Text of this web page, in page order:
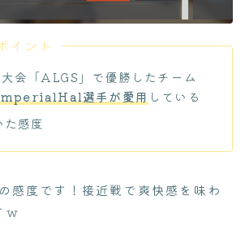
イント
会「ALGS」で優勝したチーム
選手が愛用 している
た感度
感度です！接近戦で爽快感を味わ
ｗ